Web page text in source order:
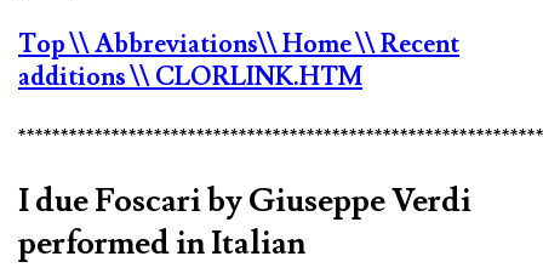
Top\\ Abbreviations\\ Home\\ Recent
additions\\ CLORLINK.HTM
I due Foscari by Giuseppe Verdi
performed in Italian